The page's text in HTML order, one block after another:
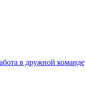
в дружной команде